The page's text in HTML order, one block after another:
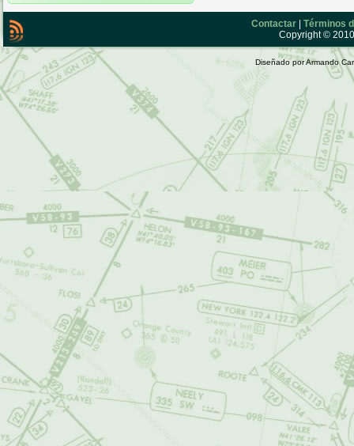
Contactar
Términos
Copyright ©
Diseñado por Armando